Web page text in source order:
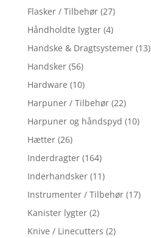
Flasker / Tilbehør (27)
Håndholdte lygter (4)
Handske & Dragtsystemer (13)
Handsker (56)
Hardware (10)
Harpuner / Tilbehør (22)
Harpuner og håndspyd (10)
Hætter (26)
Inderdragter (164)
Inderhandsker (11)
Instrumenter / Tilbehør (17)
Kanister lygter (2)
Knive / Linecutters (2)